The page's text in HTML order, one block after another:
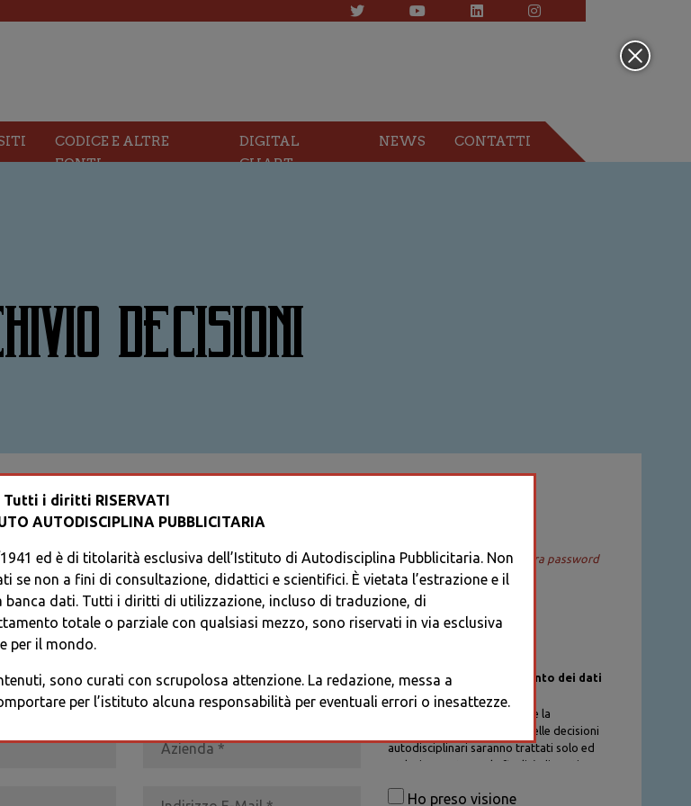
CODICE E ALTRE
FONTI
DIGITAL
CHART
NEWS CONTATTI
DECISIONI
TUO PROFILO
ACCEDI
Recupera password
* I CAMPI CONTRASSEGNATI SONO OBBLIGATORI
Informativa sul trattamento dei dati
personali
I dati personali di chi richiede la
registrazione al Database delle decisioni
autodisciplinari saranno trattati solo ed
esclusivamente per la finalità di gestione
procedure previste dal Codice di
Ho preso visione
Tutti i diritti RISERVATI
AUTODISCIPLINA PUBBLICITARIA
ed è di titolarità esclusiva dell’Istituto di Autodisciplina Pubblicitaria. Non
se non a fini di consultazione, didattici e scientifici. È vietata l’estrazione e il
banca dati. Tutti i diritti di utilizzazione, incluso di traduzione, di
totale o parziale con qualsiasi mezzo, sono riservati in via esclusiva
per il mondo.
sono curati con scrupolosa attenzione. La redazione, messa a
per l’istituto alcuna responsabilità per eventuali errori o inesattezze.